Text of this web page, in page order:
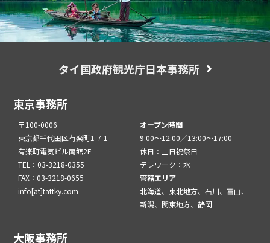
タイ国政府観光庁日本事務所
東京事務所
〒100-0006
東京都千代田区有楽町1-7-1
有楽町電気ビル南館2F
TEL：03-3218-0355
FAX：03-3218-0655
info[at]tattky.com
オープン時間
9:00～12:00／13:00～17:00
休日：土日祝祭日
テレワーク：水
管轄エリア
北海道、東北地方、石川、富山、
新潟、関東地方、静岡
大阪事務所